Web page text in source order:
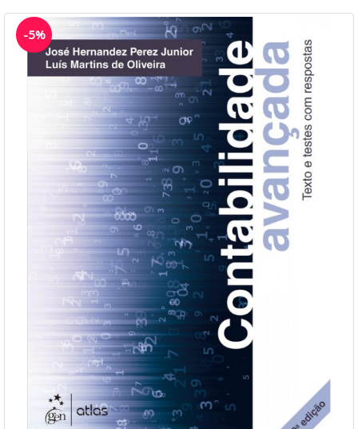
-5%